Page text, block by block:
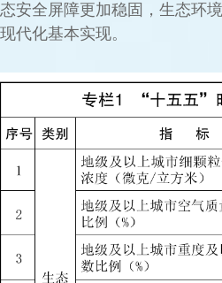
态安全屏障更加稳固，生态环
现代化基本实现。